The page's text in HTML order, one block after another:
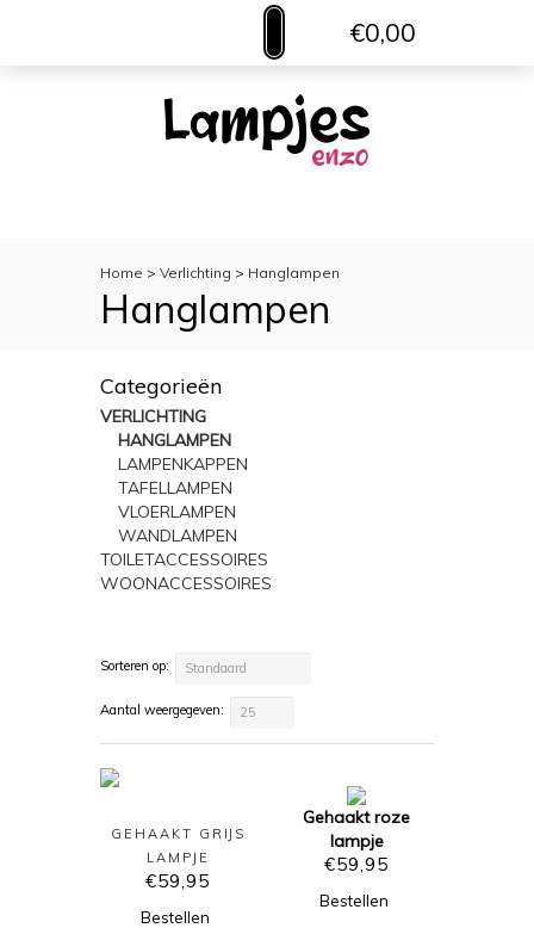
€0,00
Home > Verlichting > Hanglampen
Hanglampen
Categorieën
VERLICHTING
HANGLAMPEN
LAMPENKAPPEN
TAFELLAMPEN
VLOERLAMPEN
WANDLAMPEN
TOILETACCESSOIRES
WOONACCESSOIRES
Sorteren op: Standaard
Aantal weergegeven: 25
GEHAAKT GRIJS
LAMPJE
€59,95
Bestellen
Gehaakt roze
lampje
€59,95
Bestellen